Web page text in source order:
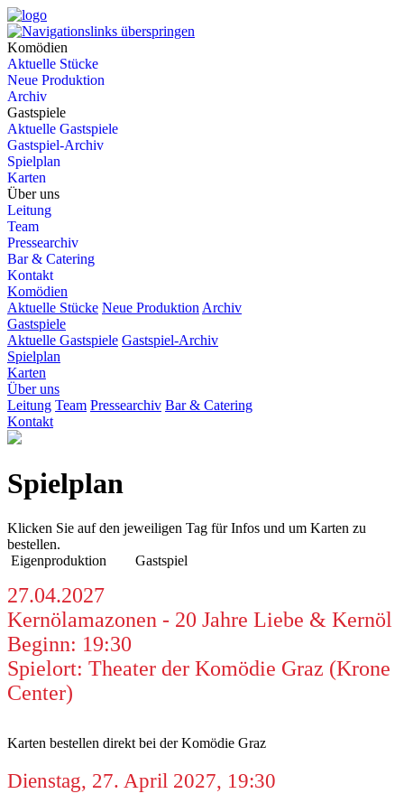
Komödien
Aktuelle Stücke
Neue Produktion
Archiv
Gastspiele
Aktuelle Gastspiele
Gastspiel-Archiv
Spielplan
Karten
Über uns
Leitung
Team
Pressearchiv
Bar & Catering
Kontakt
Komödien
Aktuelle Stücke Neue Produktion Archiv
Gastspiele
Aktuelle Gastspiele Gastspiel-Archiv
Spielplan
Karten
Über uns
Leitung Team Pressearchiv Bar & Catering
Kontakt
Spielplan
Klicken Sie auf den jeweiligen Tag für Infos und um Karten zu
bestellen.
Eigenproduktion
Gastspiel
27.04.2027
Kernölamazonen - 20 Jahre Liebe & Kernöl
Beginn: 19:30
Spielort: Theater der Komödie Graz (Krone
Center)
Karten bestellen direkt bei der Komödie Graz
Dienstag, 27. April 2027, 19:30